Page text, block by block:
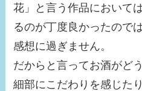
花」と言う作品において
るのが丁度良かったので
感想に過ぎません。
だからと言ってお酒がど
細部にこだわりを感じた